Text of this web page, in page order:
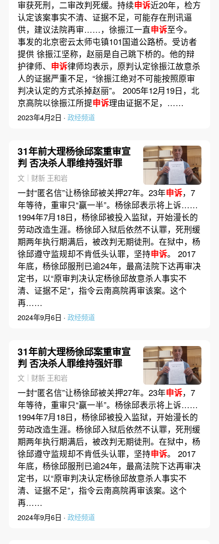
审获死刑，二审改判死缓。持续申诉近20年，检方
认定该案事实不清、证据不足，可能存在刑讯逼
供，建议法院再审……，徐振江一直申诉至今。
事发的北京密云太师屯镇101国道公路桥。受访者
提供 徐振江坚称，赵丽是自己跳下桥的。他的辩
护律师、 申诉律师均表示，原判认定徐振江故意杀
人的证据严重不足，“徐振江绝对不可能按照原审
判决认定的方式杀掉赵丽”。 2005年12月19日，北
京高院以徐振江所提申诉理由证据不足，……
2023年4月2日 · 政经频道
31年前大理杨徐邱案重审宣
判 否决杀人罪维持强奸罪
文｜财新 王和岩
一封“匿名信”让杨徐邱被关押27年。23年申诉，7
年等待，重审只“赢一半”。杨徐邱表示将上诉……
1994年7月18日，杨徐邱被投入监狱，开始漫长的
劳动改造生涯。杨徐邱入狱后依然不认罪，死刑缓
期两年执行期满后，被改判无期徒刑。在狱中，杨
徐邱遵守监规却不肯低头认罪，坚持申诉。 2017
年底，杨徐邱服刑已逾24年，最高法院下达再审决
定书，以“原审判决认定杨徐邱故意杀人事实不
清、证据不足”，指令云南高院再审该案。这个
再……
2024年9月6日 · 政经频道
31年前大理杨徐邱案重审宣
判 否决杀人罪维持强奸罪
文｜财新 王和岩
一封“匿名信”让杨徐邱被关押27年。23年申诉，7
年等待，重审只“赢一半”。杨徐邱表示将上诉……
1994年7月18日，杨徐邱被投入监狱，开始漫长的
劳动改造生涯。杨徐邱入狱后依然不认罪，死刑缓
期两年执行期满后，被改判无期徒刑。在狱中，杨
徐邱遵守监规却不肯低头认罪，坚持申诉。 2017
年底，杨徐邱服刑已逾24年，最高法院下达再审决
定书，以“原审判决认定杨徐邱故意杀人事实不
清、证据不足”，指令云南高院再审该案。这个
再……
2024年9月6日 · 政经频道